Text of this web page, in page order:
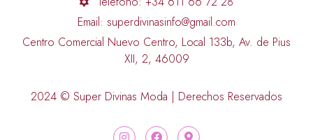
Email: superdivinasinfo@gmail.com
Centro Comercial Nuevo Centro, Local 133b, Av. de Pius
XII, 2, 46009
2024 © Super Divinas Moda | Derechos Reservados